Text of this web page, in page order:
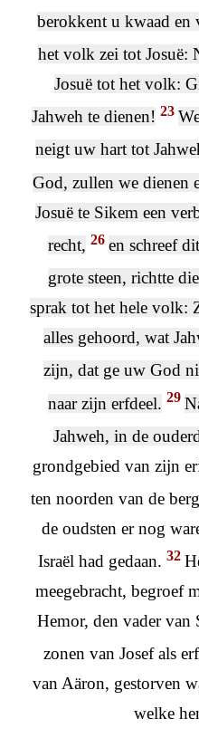
berokkent u kwaad en
het volk zei tot Josuë:
Josuë tot het volk:
Jahweh te dienen! 23
neigt uw hart tot
God, zullen we dienen
Josuë te Sikem een
recht, 26 en schreef
grote steen, richtte
sprak tot het hele volk:
alles gehoord, wat
zijn, dat ge uw God
naar zijn erfdeel. 29
Jahweh, in de
grondgebied van zijn
ten noorden van de
de oudsten er nog
Israël had gedaan. 32
meegebracht, begroef
Hemor, den vader
zonen van Josef als
van Aäron, gestorven
welke